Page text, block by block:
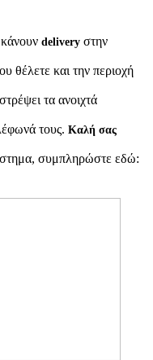
delivery στην
θέλετε και την περιοχή
τα ανοιχτά
τους. Καλή σας
συμπληρώστε εδώ: